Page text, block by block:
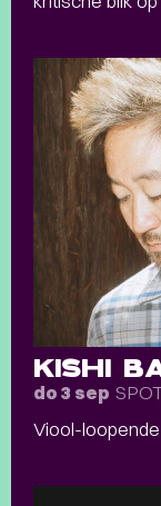
KISHI
do 3 sep
Viool-